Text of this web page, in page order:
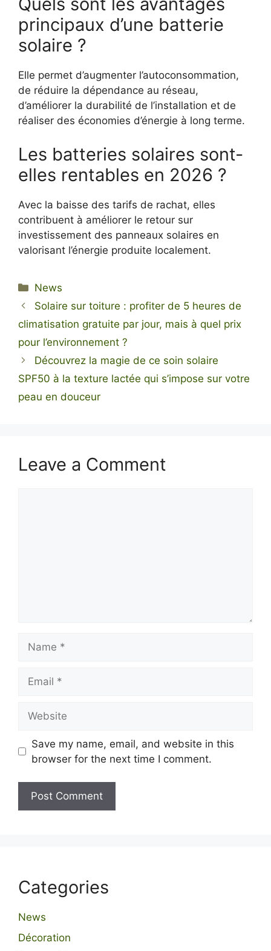
principaux d’une batterie
solaire ?
Elle permet d’augmenter l’autoconsommation,
de réduire la dépendance au réseau,
d’améliorer la durabilité de l’installation et de
réaliser des économies d’énergie à long terme.
Les batteries solaires sont-
elles rentables en 2026 ?
Avec la baisse des tarifs de rachat, elles
contribuent à améliorer le retour sur
investissement des panneaux solaires en
valorisant l’énergie produite localement.
Categories
News
Solaire sur toiture : profiter de 5 heures de
climatisation gratuite par jour, mais à quel prix
pour l’environnement ?
Découvrez la magie de ce soin solaire
SPF50 à la texture lactée qui s’impose sur votre
peau en douceur
Leave a Comment
Save my name, email, and website in this
browser for the next time I comment.
Categories
News
Décoration